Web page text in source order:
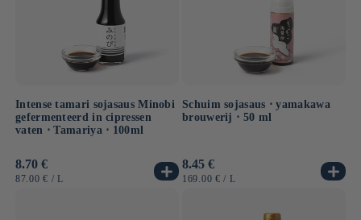
Intense tamari sojasaus Minobi
gefermenteerd in cipressen
vaten ⋅ Tamariya ⋅ 100ml
Normale
prijs
8.70 €
EENHEIDSPRIJS
87.00 € / PER
L
Schuim sojasaus ⋅ yamakawa
brouwerij ⋅ 50 ml
Normale
prijs
8.45 €
EENHEIDSPRIJS
169.00 € / PER
L